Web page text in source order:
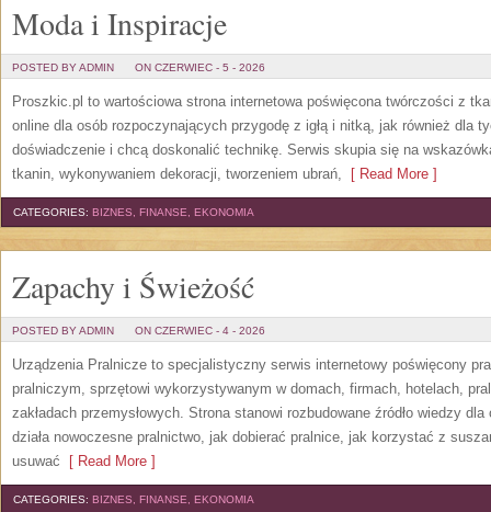
Moda i Inspiracje
POSTED BY ADMIN ON CZERWIEC - 5 - 2026
Proszkic.pl to wartościowa strona internetowa poświęcona twórczości z
online dla osób rozpoczynających przygodę z igłą i nitką, jak również dla
doświadczenie i chcą doskonalić technikę. Serwis skupia się na
tkanin, wykonywaniem dekoracji, tworzeniem ubrań, [ Read More ]
CATEGORIES: BIZNES, FINANSE, EKONOMIA
Zapachy i Świeżość
POSTED BY ADMIN ON CZERWIEC - 4 - 2026
Urządzenia Pralnicze to specjalistyczny serwis internetowy poświęcony
pralniczym, sprzętowi wykorzystywanym w domach, firmach, hotelach,
zakładach przemysłowych. Strona stanowi rozbudowane źródło wiedzy
działa nowoczesne pralnictwo, jak dobierać pralnice, jak korzystać z
usuwać [ Read More ]
CATEGORIES: BIZNES, FINANSE, EKONOMIA